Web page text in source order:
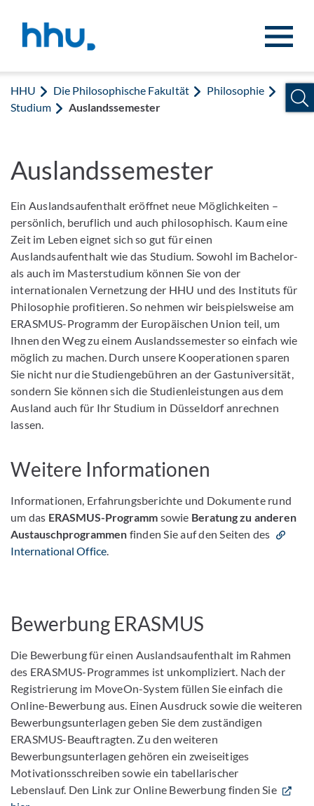
HHU Die Philosophische Fakultät
Philosophie
Studium
Auslandssemester
Auslandssemester
Ein Auslandsaufenthalt eröffnet neue Möglichkeiten –
persönlich, beruflich und auch philosophisch. Kaum eine
Zeit im Leben eignet sich so gut für einen
Auslandsaufenthalt wie das Studium. Sowohl im Bachelor-
als auch im Masterstudium können Sie von der
internationalen Vernetzung der HHU und des Instituts für
Philosophie profitieren. So nehmen wir beispielsweise am
ERASMUS-Programm der Europäischen Union teil, um
Ihnen den Weg zu einem Auslandssemester so einfach wie
möglich zu machen. Durch unsere Kooperationen sparen
Sie nicht nur die Studiengebühren an der Gastuniversität,
sondern Sie können sich die Studienleistungen aus dem
Ausland auch für Ihr Studium in Düsseldorf anrechnen
lassen.
Weitere Informationen
Informationen, Erfahrungsberichte und Dokumente rund
um das ERASMUS-Programm sowie Beratung zu anderen
Austauschprogrammen finden Sie auf den Seiten des
International Office.
Bewerbung ERASMUS
Die Bewerbung für einen Auslandsaufenthalt im Rahmen
des ERASMUS-Programmes ist unkompliziert. Nach der
Registrierung im MoveOn-System füllen Sie einfach die
Online-Bewerbung aus. Einen Ausdruck sowie die weiteren
Bewerbungsunterlagen geben Sie dem zuständigen
ERASMUS-Beauftragten. Zu den weiteren
Bewerbungsunterlagen gehören ein zweiseitiges
Motivationsschreiben sowie ein tabellarischer
Lebenslauf. Den Link zur Online Bewerbung finden Sie